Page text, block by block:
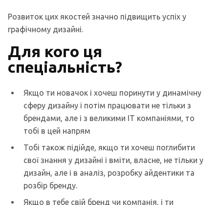
Розвиток цих якостей значно підвищить успіх у
графічному дизайні.
Для кого ця
спеціальність?
Якщо ти новачок і хочеш поринути у динамічну
сферу дизайну і потім працювати не тільки з
брендами, але і з великими ІТ компаніями, то
тобі в цей напрям
Тобі також підійде, якщо ти хочеш поглибити
свої знання у дизайні і вміти, власне, не тільки у
дизайн, але і в аналіз, розробку айдентики та
розбір бренду.
Якщо в тебе свій бренд чи компанія, і ти